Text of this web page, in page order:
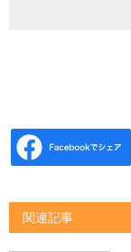
関連記事